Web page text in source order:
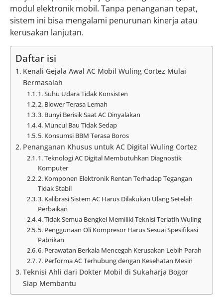
modul elektronik mobil. Tanpa penanganan tepat,
sistem ini bisa mengalami penurunan kinerja atau
kerusakan lanjutan.
Daftar isi
Kenali Gejala Awal AC Mobil Wuling Cortez Mulai
Bermasalah
1. Suhu Udara Tidak Konsisten
2. Blower Terasa Lemah
3. Bunyi Berisik Saat AC Dinyalakan
4. Muncul Bau Tidak Sedap
5. Konsumsi BBM Terasa Boros
Penanganan Khusus untuk AC Digital Wuling Cortez
1. Teknologi AC Digital Membutuhkan Diagnostik
Komputer
2. Komponen Elektronik Rentan Terhadap Tegangan
Tidak Stabil
3. Kalibrasi Sistem AC Harus Dilakukan Ulang Setelah
Perbaikan
4. Tidak Semua Bengkel Memiliki Teknisi Terlatih Wuling
5. Penggunaan Oli Kompresor Harus Sesuai Spesifikasi
Pabrikan
6. Perawatan Berkala Mencegah Kerusakan Lebih Parah
7. Performa AC Terhubung dengan Kesehatan Mesin
Teknisi Ahli dari Dokter Mobil di Sukaharja Bogor
Siap Membantu